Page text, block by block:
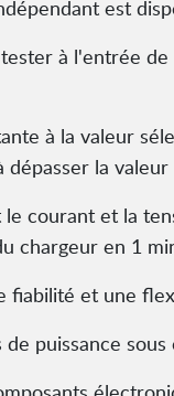
est
à l'entrée
à la valeur
dépasser la
courant et la
chargeur en 1
fiabilité et une
puissance